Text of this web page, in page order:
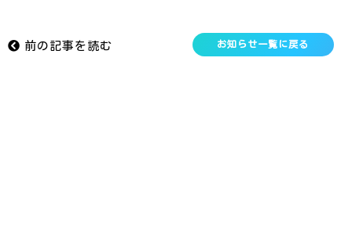
前の記事を読む お知らせ一覧に戻る